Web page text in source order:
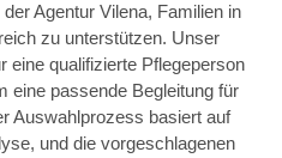
Agentur Vilena, Familien in
zu unterstützen. Unser
eine qualifizierte Pflegeperson
eine passende Begleitung für
Auswahlprozess basiert auf
und die vorgeschlagenen